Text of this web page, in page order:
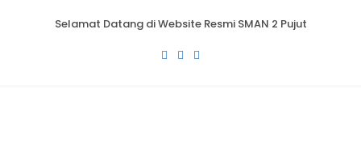
Selamat Datang di Website Resmi SMAN 2 Pujut